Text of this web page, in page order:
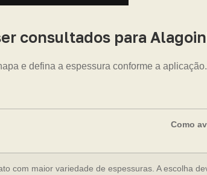
consultados para
e defina a espessura conforme a
Como
com maior variedade de espessuras. A escolha